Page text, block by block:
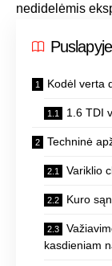
nedidelėmis
Kodėl verta
1.6 TDI
Techninė
Variklio
Kuro
kasdieniam